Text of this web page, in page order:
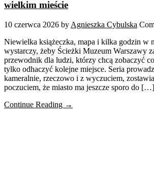
wielkim mieście
10 czerwca 2026 by Agnieszka Cybulska
Niewielka książeczka, mapa i kilka godzin w
wystarczy, żeby Ścieżki Muzeum Warszawy
przewodnik dla ludzi, którzy chcą zobaczyć
tylko odhaczyć kolejne miejsce. Seria
kameralnie, rzeczowo i z wyczuciem,
poczuciem, że miasto ma jeszcze sporo do […]
Continue Reading →